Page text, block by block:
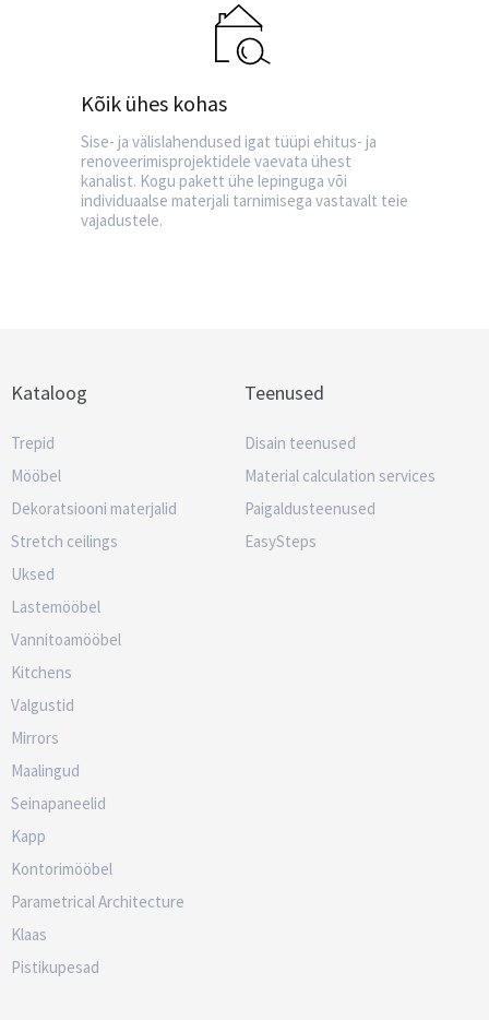
Kõik ühes kohas
Sise- ja välislahendused igat tüüpi ehitus- ja
renoveerimisprojektidele vaevata ühest
kanalist. Kogu pakett ühe lepinguga või
individuaalse materjali tarnimisega vastavalt teie
vajadustele.
Kataloog
Trepid
Mööbel
Dekoratsiooni materjalid
Stretch ceilings
Uksed
Lastemööbel
Vannitoamööbel
Kitchens
Valgustid
Mirrors
Maalingud
Seinapaneelid
Kapp
Kontorimööbel
Parametrical Architecture
Klaas
Pistikupesad
Teenused
Disain teenused
Material calculation services
Paigaldusteenused
EasySteps